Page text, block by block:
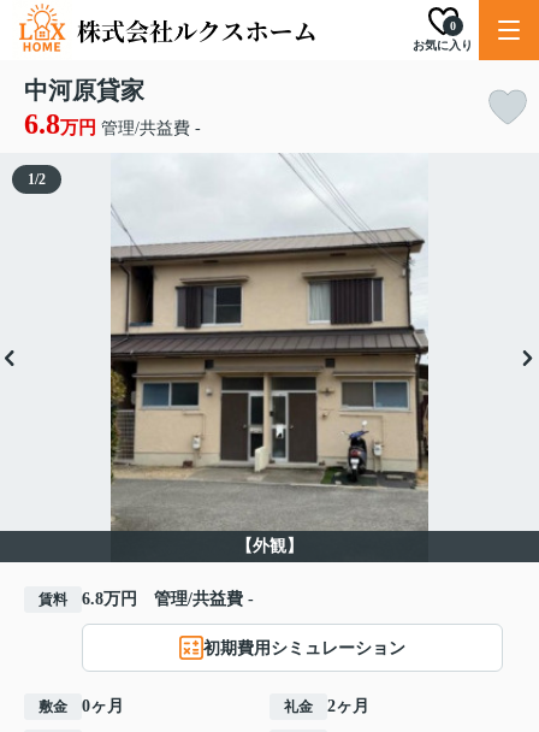
お気に入り
0
中河原貸家
6.8万円 管理/共益費 -
【外観】
1/2
賃料 6.8万円 管理/共益費 -
初期費用シミュレーション
敷金 0ヶ月 礼金 2ヶ月